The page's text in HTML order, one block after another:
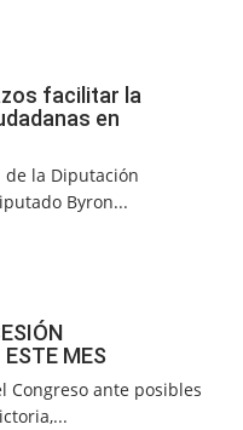
facilitar la
en
de la Diputación
Byron...
MES
Congreso ante posibles